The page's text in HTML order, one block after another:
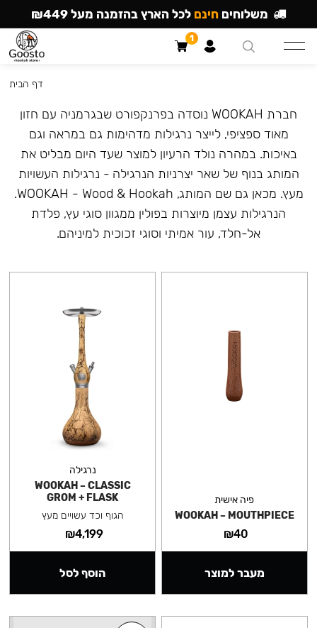
דף הבית
חברת WOOKAH נוסדה בפרנקפורט שבגרמניה עם חזון
מאוד ספציפי, לייצר נרגילות מדהימות גם במראה וגם
באיכות. במהרה נולד הרעיון למוצר שעד היום מבליט את
המותג בנוף של שאר יצרניות הנרגילה - נרגילות העשויות
מעץ. מכאן גם שם המותג, WOOKAH - Wood & Hookah.
הנרגילות עצמן מיוצרות בפולין ממגוון סוגי עץ, פלדת
אל-חלד, עור אמיתי וסוגי זכוכית למיניהם.
פיה אישית
WOOKAH – MOUTHPIECE
₪40
מעבר למוצר
נרגילה
WOOKAH – CLASSIC
GROM + FLASK
הגוף וכד עשויים מעץ
₪4,199
הוסף לסל
משלוחים חינם לכל הארץ בהזמנה מעל ₪449
1